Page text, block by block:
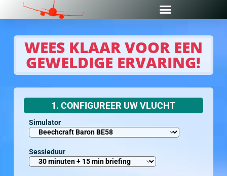
WEES KLAAR VOOR EEN
GEWELDIGE ERVARING!
1. CONFIGUREER UW VLUCHT
Simulator
Sessieduur